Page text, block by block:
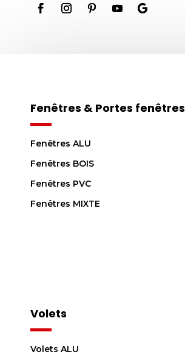
Fenêtres & Portes fenêtres
Fenêtres ALU
Fenêtres BOIS
Fenêtres PVC
Fenêtres MIXTE
Volets
Volets ALU